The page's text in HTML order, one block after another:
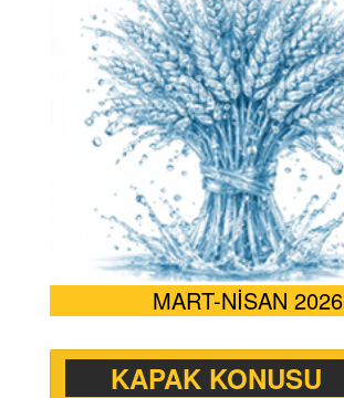
MART-NİSAN 2026
KAPAK KONUSU